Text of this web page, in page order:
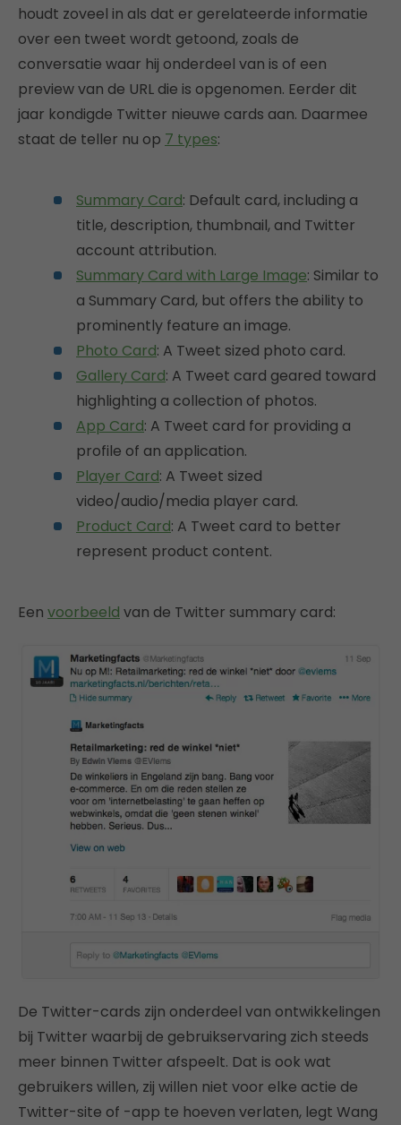
houdt zoveel in als dat er gerelateerde informatie
over een tweet wordt getoond, zoals de
conversatie waar hij onderdeel van is of een
preview van de URL die is opgenomen. Eerder dit
jaar kondigde Twitter nieuwe cards aan. Daarmee
staat de teller nu op 7 types:
Summary Card: Default card, including a
title, description, thumbnail, and Twitter
account attribution.
Summary Card with Large Image: Similar to
a Summary Card, but offers the ability to
prominently feature an image.
Photo Card: A Tweet sized photo card.
Gallery Card: A Tweet card geared toward
highlighting a collection of photos.
App Card: A Tweet card for providing a
profile of an application.
Player Card: A Tweet sized
video/audio/media player card.
Product Card: A Tweet card to better
represent product content.
Een voorbeeld van de Twitter summary card:
De Twitter-cards zijn onderdeel van ontwikkelingen
bij Twitter waarbij de gebruikservaring zich steeds
meer binnen Twitter afspeelt. Dat is ook wat
gebruikers willen, zij willen niet voor elke actie de
Twitter-site of -app te hoeven verlaten, legt Wang